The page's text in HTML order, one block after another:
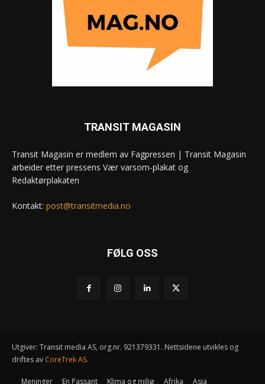
TRANSIT MAGASIN
Transit Magasin er medlem av Fagpressen | Transit Magasin
arbeider etter pressens Vær varsom-plakat og
Redaktørplakaten
Kontakt: post@transitmedia.no
FØLG OSS
Utgiver: Transit media AS, org.nr. 921379331. Nettsidene utvikles og
driftes av CoreTrek AS.
Meninger En Passant Klima og miljø Afrika Asia